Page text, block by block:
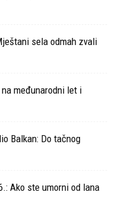
sela odmah zvali
međunarodni let i
Balkan: Do tačnog
Ako ste umorni od lana